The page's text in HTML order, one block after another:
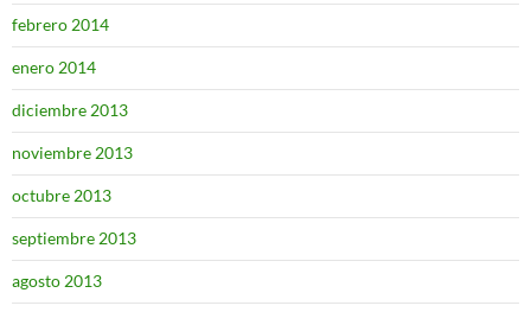
febrero 2014
enero 2014
diciembre 2013
noviembre 2013
octubre 2013
septiembre 2013
agosto 2013